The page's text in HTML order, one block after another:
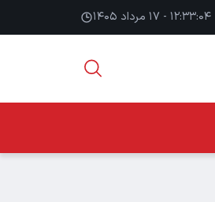
۱۲:۳۳:۰۵ - ۱۷ مرداد ۱۴۰۵